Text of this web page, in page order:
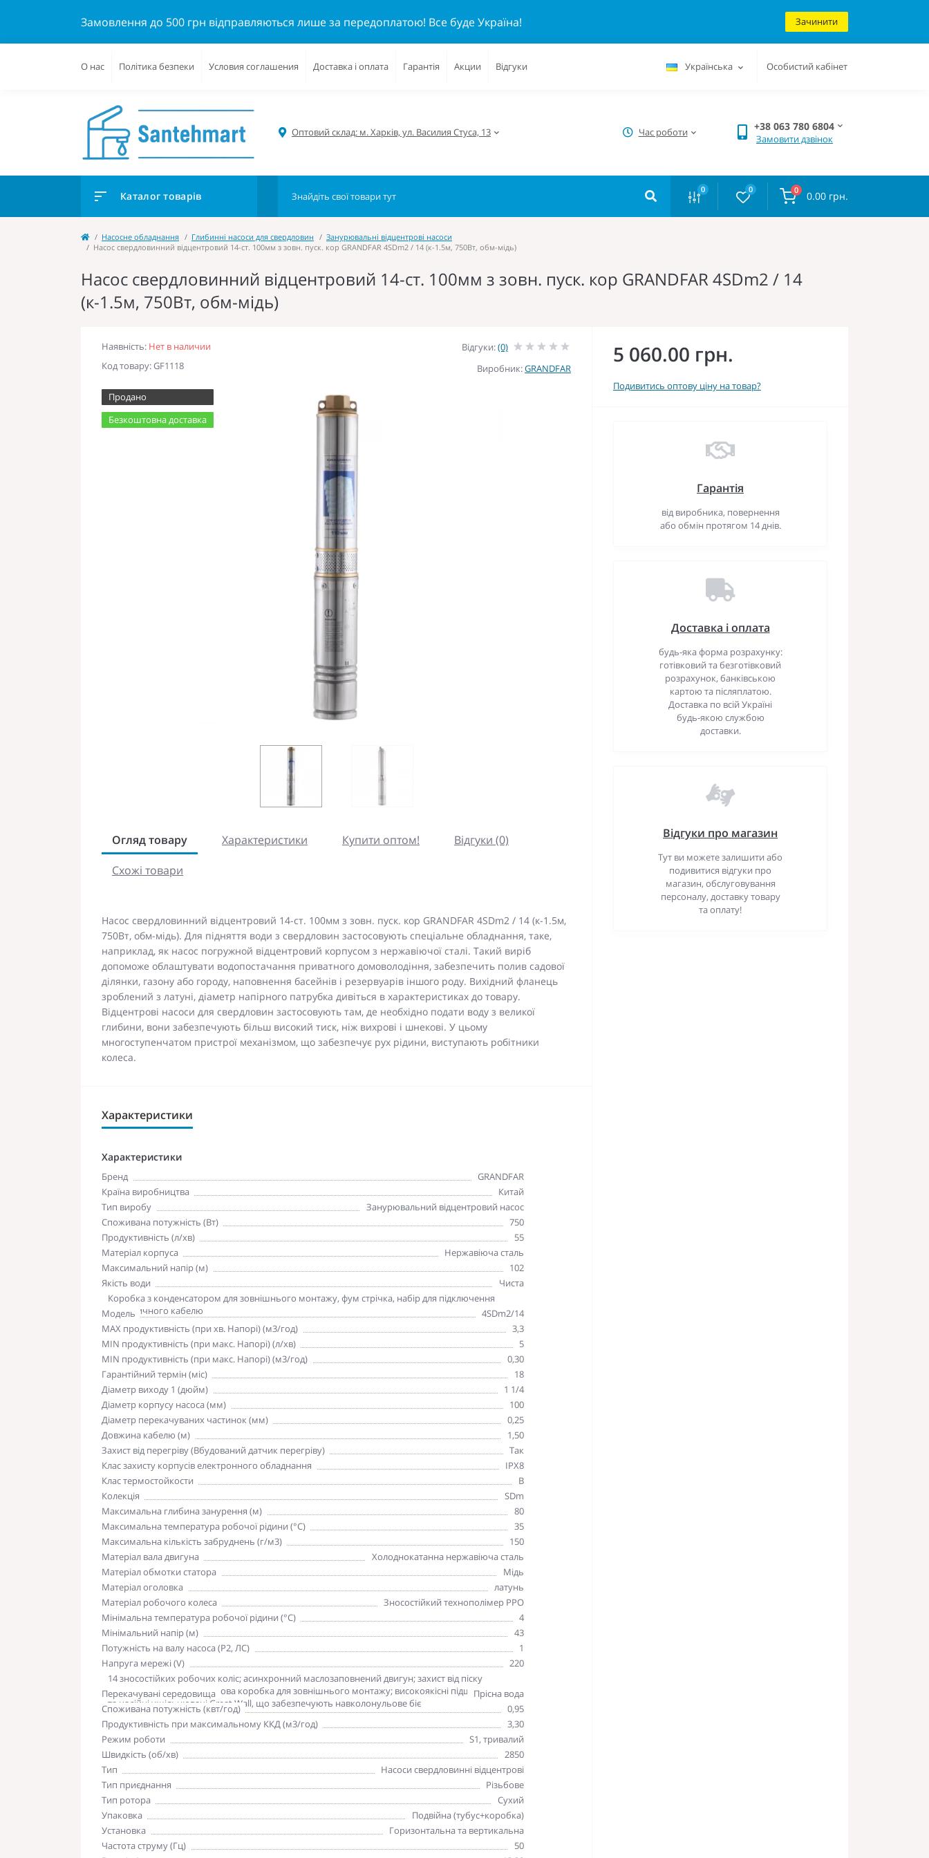
Замовлення до 500 грн відправляються лише за передоплатою! Все буде Україна! Зачинити
О нас Політика безпеки Условия соглашения Доставка і оплата Гарантія Акции Відгуки Українська Особистий кабінет
Оптовий склад: м. Харків, ул. Василия Стуса, 13 Час роботи +38 063 780 6804
Замовити дзвінок
Каталог товарів 0 0 0 0.00 грн.
Насосне обладнання Глибинні насоси для свердловин
Занурювальні відцентрові насоси
Насос свердловинний відцентровий 14-ст. 100мм з зовн. пуск. кор GRANDFAR 4SDm2 / 14 (к-1.5м, 750Вт, обм-мідь)
Насос свердловинний відцентровий 14-ст. 100мм з зовн. пуск. кор GRANDFAR 4SDm2 / 14
(к-1.5м, 750Вт, обм-мідь)
Наявність: Нет в наличии
Код товару: GF1118
Відгуки:(0)
Виробник:GRANDFAR
Продано
Безкоштовна доставка
Огляд товару Характеристики Купити оптом!
Відгуки (0)
Схожі товари
Насос свердловинний відцентровий 14-ст. 100мм з зовн. пуск. кор GRANDFAR 4SDm2 / 14 (к-1.5м,
750Вт, обм-мідь). Для підняття води з свердловин застосовують спеціальне обладнання, таке,
наприклад, як насос погружной відцентровий корпусом з нержавіючої сталі. Такий виріб
допоможе облаштувати водопостачання приватного домоволодіння, забезпечить полив садової
ділянки, газону або городу, наповнення басейнів і резервуарів іншого роду. Вихідний фланець
зроблений з латуні, діаметр напірного патрубка дивіться в характеристиках до товару.
Відцентрові насоси для свердловин застосовують там, де необхідно подати воду з великої
глибини, вони забезпечують більш високий тиск, ніж вихрові і шнекові. У цьому
многоступенчатом пристрої механізмом, що забезпечує рух рідини, виступають робітники
колеса.
Характеристики
Характеристики
Бренд
GRANDFAR
Країна виробництва
Китай
Тип виробу
Занурювальний відцентровий насос
Споживана потужність (Вт)
750
Продуктивність (л/хв)
55
Матеріал корпуса
Нержавіюча сталь
Максимальний напір (м)
102
Якість води
Чиста
Комплектація
Коробка з конденсатором для зовнішнього монтажу, фум стрічка, набір для підключення
електричного кабелю
Модель
4SDm2/14
MAX продуктивність (при хв. Напорі) (м3/год)
3,3
MIN продуктивність (при макс. Напорі) (л/хв)
5
MIN продуктивність (при макс. Напорі) (м3/год)
0,30
Гарантійний термін (міс)
18
Діаметр виходу 1 (дюйм)
1 1/4
Діаметр корпусу насоса (мм)
100
Діаметр перекачуваних частинок (мм)
0,25
Довжина кабелю (м)
1,50
Захист від перегріву (Вбудований датчик перегріву)
Так
Клас захисту корпусів електронного обладнання
IPX8
Клас термостойкости
B
Колекція
SDm
Максимальна глибина занурення (м)
80
Максимальна температура робочої рідини (°С)
35
Максимальна кількість забруднень (г/м3)
150
Матеріал вала двигуна
Холоднокатанна нержавіюча сталь
Матеріал обмотки статора
Мідь
Матеріал оголовка
латунь
Матеріал робочого колеса
Зносостійкий технополімер PPO
Мінімальна температура робочої рідини (°С)
4
Мінімальний напір (м)
43
Потужність на валу насоса (P2, ЛС)
1
Напруга мережі (V)
220
Особливості
14 зносостійких робочих коліс; асинхронний маслозаповнений двигун; захист від піску
гідравлічної частини; пускова коробка для зовнішнього монтажу; високоякісні підшипники C&U
та надійні ущільнювачі Great Wall, що забезпечують навколонульове біє
Перекачувані середовища
Прісна вода
Споживана потужність (квт/год)
0,95
Продуктивність при максимальному ККД (м3/год)
3,30
Режим роботи
S1, тривалий
Швидкість (об/хв)
2850
Тип
Насоси свердловинні відцентрові
Тип приєднання
Різьбове
Тип ротора
Сухий
Упаковка
Подвійна (тубус+коробка)
Установка
Горизонтальна та вертикальна
Частота струму (Гц)
50
5 060.00 грн.
Подивитись оптову ціну на товар?
Гарантія
від виробника, повернення
або обмін протягом 14 днів.
Доставка і оплата
будь-яка форма розрахунку:
готівковий та безготівковий
розрахунок, банківською
картою та післяплатою.
Доставка по всій Україні
будь-якою службою
доставки.
Відгуки про магазин
Тут ви можете залишити або
подивитися відгуки про
магазин, обслуговування
персоналу, доставку товару
та оплату!